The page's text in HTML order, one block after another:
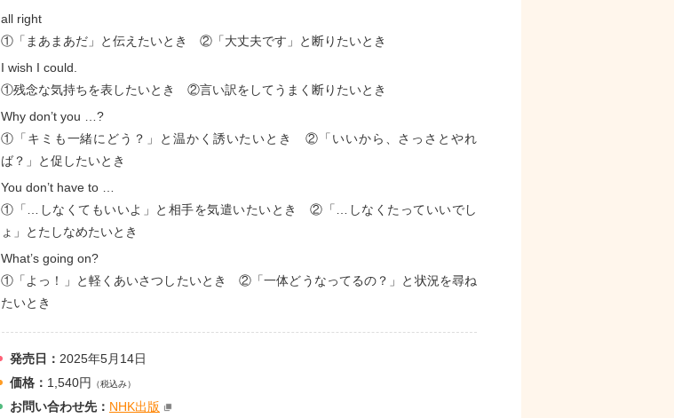
all right
①「まあまあだ」と伝えたいとき ②「大丈夫です」と断りたいとき
I wish I could.
①残念な気持ちを表したいとき ②言い訳をしてうまく断りたいとき
Why don’t you …?
①「キミも一緒にどう？」と温かく誘いたいとき ②「いいから、さっさとやれ
ば？」と促したいとき
You don’t have to …
①「…しなくてもいいよ」と相手を気遣いたいとき ②「…しなくたっていいでし
ょ」とたしなめたいとき
What’s going on?
①「よっ！」と軽くあいさつしたいとき ②「一体どうなってるの？」と状況を尋ね
たいとき
発売日： 2025年5月14日
価格： 1,540円 （税込み）
お問い合わせ先： NHK出版